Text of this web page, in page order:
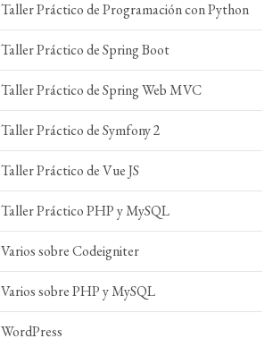
Taller Práctico de Programación con Python
Taller Práctico de Spring Boot
Taller Práctico de Spring Web MVC
Taller Práctico de Symfony 2
Taller Práctico de Vue JS
Taller Práctico PHP y MySQL
Varios sobre Codeigniter
Varios sobre PHP y MySQL
WordPress